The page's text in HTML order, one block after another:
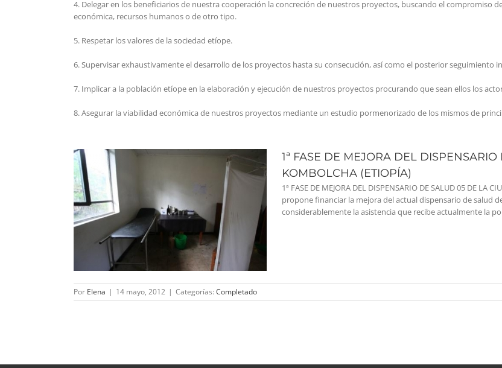
4. Delegar en los beneficiarios de nuestra cooperación la concreción de nuestros proyectos, buscando el
económica, recursos humanos o de otro tipo.
5. Respetar los valores de la sociedad etíope.
6. Supervisar exhaustivamente el desarrollo de los proyectos hasta su consecución, así como el posterior seguimiento
7. Implicar a la población etíope en la elaboración y ejecución de nuestros proyectos procurando que sean ellos los
8. Asegurar la viabilidad económica de nuestros proyectos mediante un estudio pormenorizado de los mismos de
1ª FASE DE MEJORA DEL
KOMBOLCHA (ETIOPÍA)
1ª FASE DE MEJORA DEL DISPENSARIO DE SALUD 05 DE LA
propone financiar la mejora del actual dispensario de salud
considerablemente la asistencia que recibe actualmente la
Por Elena | 14 mayo, 2012 | Categorías: Completado